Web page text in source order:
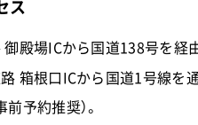
ス
殿場ICから国道138号を経由
箱根口ICから国道1号線を通
予約推奨）。